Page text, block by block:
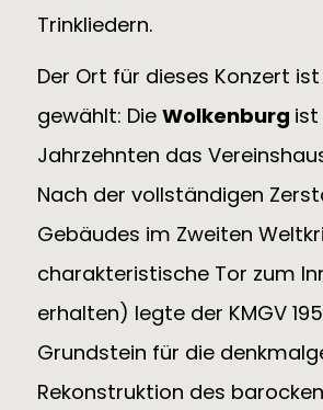
Trinkliedern.
Der Ort für dieses Konzert
gewählt: DieWolkenburg ist
Jahrzehnten das
Nach der vollständigen
Gebäudes im Zweiten
charakteristische Tor zum
erhalten) legte der KMGV
Grundstein für die
Rekonstruktion des barocken